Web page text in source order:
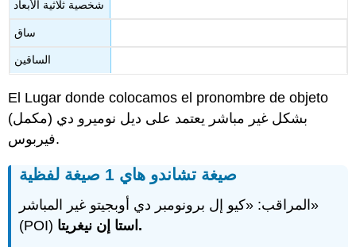
شخصية ثلاثية الأبعاد
ساق
الساقين
El Lugar donde colocamos el pronombre de objeto
(مكمل) بشكل غير مباشر يعتمد على ديل نوميرو دي
فيربوس.
صيغة تشاندو هاي 1 صيغة لفظية
المراقب: «كيو إل برونومبر دي أوبجيتو غير المباشر»
(POI)
استا إن نيغريتا.